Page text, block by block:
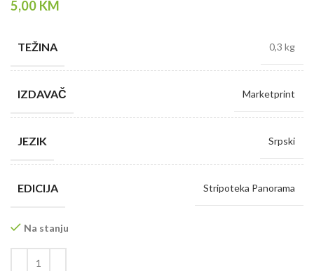
5,00 KM
TEŽINA 0,3 kg
IZDAVAČ Marketprint
JEZIK Srpski
EDICIJA Stripoteka Panorama
Na stanju